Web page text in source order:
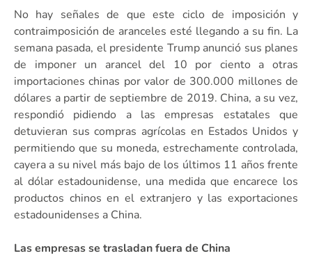
No hay señales de que este ciclo de imposición y
contraimposición de aranceles esté llegando a su fin. La
semana pasada, el presidente Trump anunció sus planes
de imponer un arancel del 10 por ciento a otras
importaciones chinas por valor de 300.000 millones de
dólares a partir de septiembre de 2019. China, a su vez,
respondió pidiendo a las empresas estatales que
detuvieran sus compras agrícolas en Estados Unidos y
permitiendo que su moneda, estrechamente controlada,
cayera a su nivel más bajo de los últimos 11 años frente
al dólar estadounidense, una medida que encarece los
productos chinos en el extranjero y las exportaciones
estadounidenses a China.
Las empresas se trasladan fuera de China